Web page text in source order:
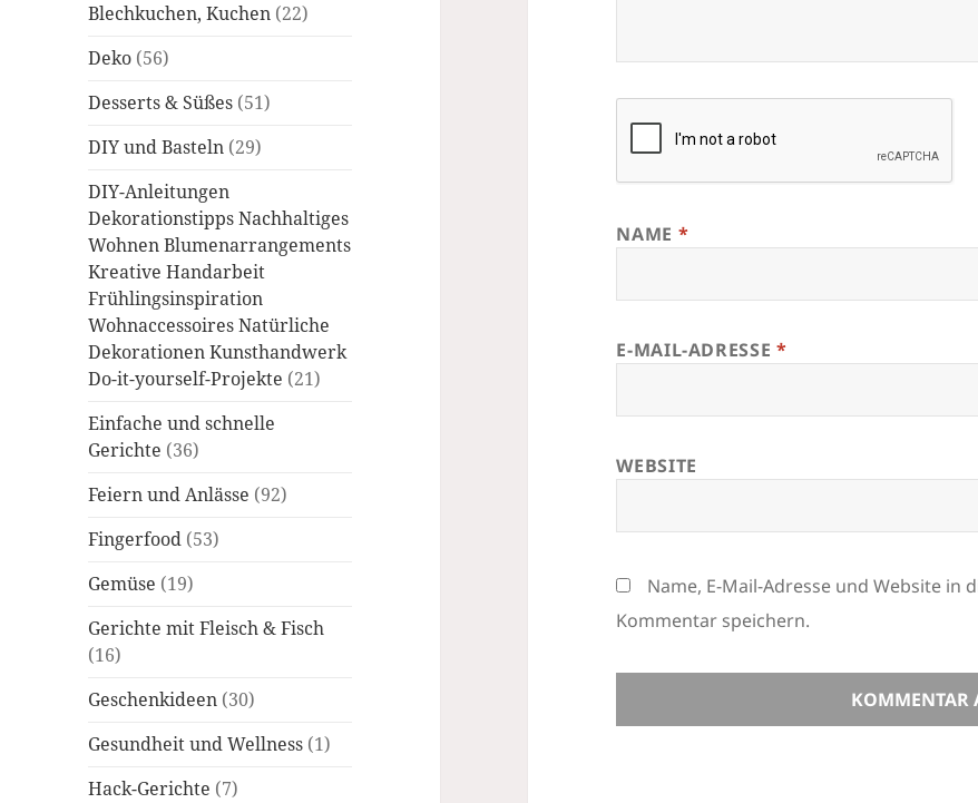
Blechkuchen, Kuchen (22)
Deko (56)
Desserts & Süßes (51)
DIY und Basteln (29)
DIY-Anleitungen
Dekorationstipps Nachhaltiges
Wohnen Blumenarrangements
Kreative Handarbeit
Frühlingsinspiration
Wohnaccessoires Natürliche
Dekorationen Kunsthandwerk
Do-it-yourself-Projekte (21)
Einfache und schnelle
Gerichte (36)
Feiern und Anlässe (92)
Fingerfood (53)
Gemüse (19)
Gerichte mit Fleisch & Fisch
(16)
Geschenkideen (30)
Gesundheit und Wellness (1)
Hack-Gerichte (7)
NAME *
E-MAIL-ADRESSE *
WEBSITE
Name, E-Mail-Adresse und Website
Kommentar speichern.